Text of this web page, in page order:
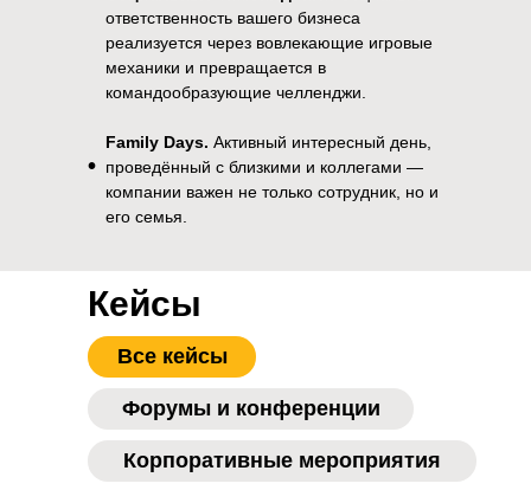
ответственность вашего бизнеса
реализуется через вовлекающие игровые
механики и превращается в
командообразующие челленджи.
Family Days. Активный интересный день,
проведённый с близкими и коллегами —
компании важен не только сотрудник, но и
его семья.
•
Кейсы
Форумы и конференции
Корпоративные мероприятия
Все кейсы